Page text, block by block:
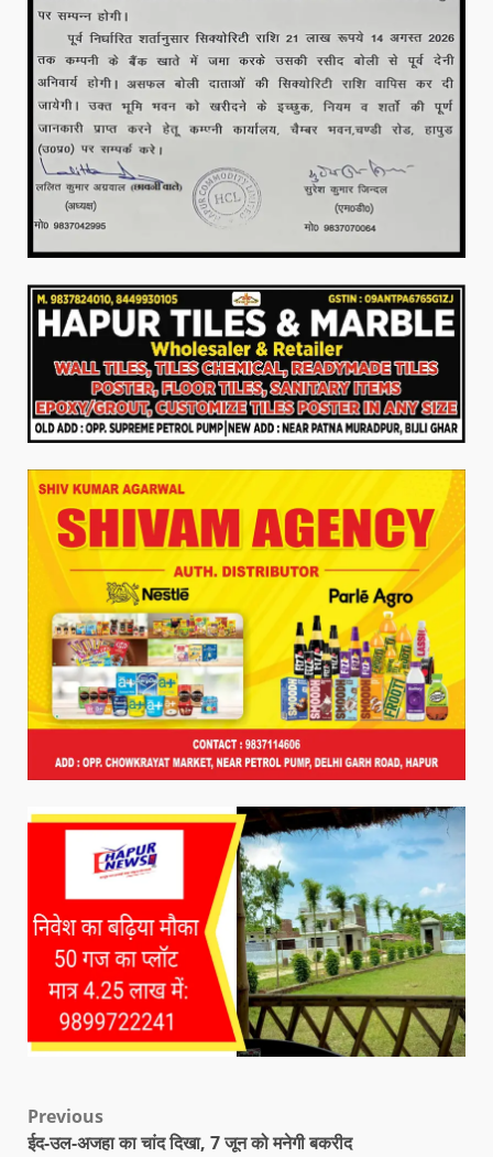
Previous
ईद-उल-अजहा का चांद दिखा, 7 जून को मनेगी बकरीद